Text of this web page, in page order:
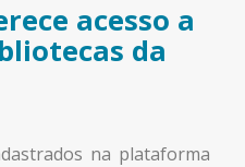
acesso a
da
na plataforma